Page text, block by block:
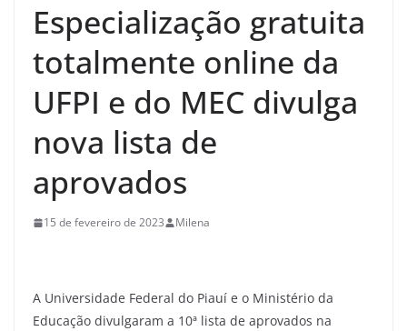
Especialização gratuita
totalmente online da
UFPI e do MEC divulga
nova lista de
aprovados
15 de fevereiro de 2023 Milena
A Universidade Federal do Piauí e o Ministério da
Educação divulgaram a 10ª lista de aprovados na